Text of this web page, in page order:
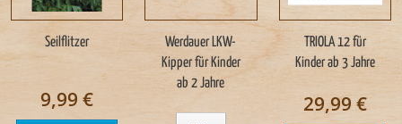
Seilflitzer
9,99 €
Werdauer LKW-
Kipper für Kinder
ab 2 Jahre
TRIOLA 12 für
Kinder ab 3 Jahre
29,99 €